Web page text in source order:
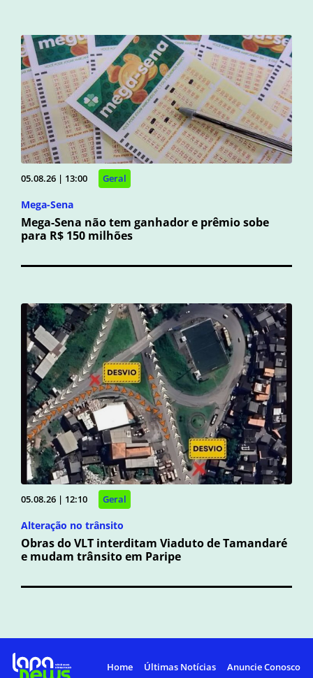
05.08.26 | 13:00 Geral
Mega-Sena
Mega-Sena não tem ganhador e prêmio sobe
para R$ 150 milhões
05.08.26 | 12:10 Geral
Alteração no trânsito
Obras do VLT interditam Viaduto de Tamandaré
e mudam trânsito em Paripe
Home Últimas Notícias Anuncie Conosco